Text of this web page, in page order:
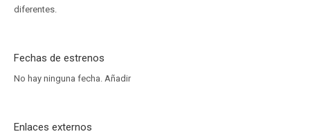
diferentes.
Fechas de estrenos
No hay ninguna fecha. Añadir
Enlaces externos